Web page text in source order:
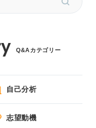
Q&Aカテゴリー
自己分析
志望動機